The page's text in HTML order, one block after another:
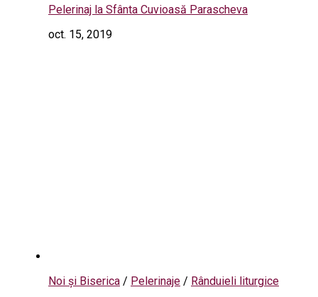
Pelerinaj la Sfânta Cuvioasă Parascheva
oct. 15, 2019
Noi și Biserica / Pelerinaje / Rânduieli liturgice